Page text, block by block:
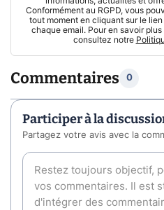
Conformément au RGPD, vous
tout moment en cliquant sur le
chaque email. Pour en savoir
consultez notre
Commentaires 0
Participer à la
Partagez votre avis avec la